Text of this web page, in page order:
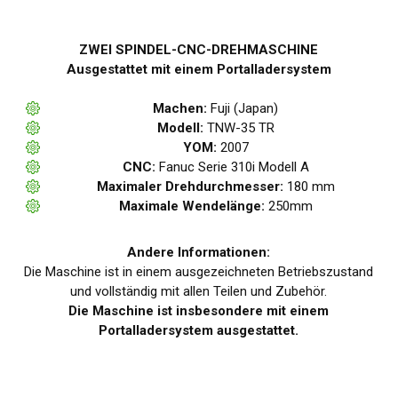
ZWEI SPINDEL-CNC-DREHMASCHINE
Ausgestattet mit einem Portalladersystem
Machen: Fuji (Japan)
Modell: TNW-35 TR
YOM: 2007
CNC: Fanuc Serie 310i Modell A
Maximaler Drehdurchmesser: 180 mm
Maximale Wendelänge: 250mm
Andere Informationen:
Die Maschine ist in einem ausgezeichneten Betriebszustand
und vollständig mit allen Teilen und Zubehör.
Die Maschine ist insbesondere mit einem
Portalladersystem ausgestattet.